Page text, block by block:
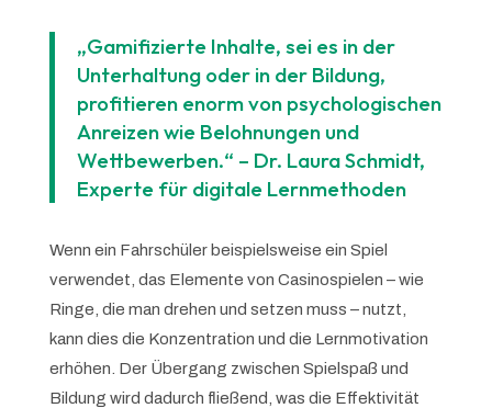
„Gamifizierte Inhalte, sei es in der
Unterhaltung oder in der Bildung,
profitieren enorm von psychologischen
Anreizen wie Belohnungen und
Wettbewerben.“ – Dr. Laura Schmidt,
Experte für digitale Lernmethoden
Wenn ein Fahrschüler beispielsweise ein Spiel
verwendet, das Elemente von Casinospielen – wie
Ringe, die man drehen und setzen muss – nutzt,
kann dies die Konzentration und die Lernmotivation
erhöhen. Der Übergang zwischen Spielspaß und
Bildung wird dadurch fließend, was die Effektivität